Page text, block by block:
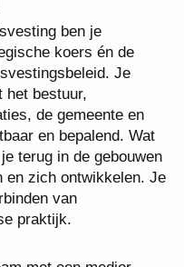
ben je
koers én de
Je
het bestuur,
de gemeente en
en bepalend.
zie je terug in de
dag leren en zich
is het
met dagelijkse